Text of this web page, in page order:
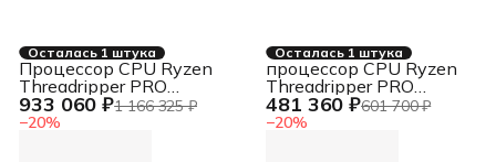
Осталась 1 штука
933 060 ₽1 166 325 ₽
−20%
Процессор CPU Ryzen
Threadripper PRO
9985WX CPU Ryzen
Threadripper PRO
Осталась 1 штука
481 360 ₽601 700 ₽
−20%
процессор CPU Ryzen
Threadripper PRO
9975WX CPU Ryzen
Threadripper PRO